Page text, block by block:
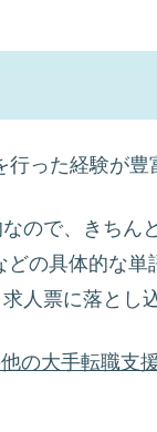
行った経験が豊
ので、きちん
の具体的な単
人票に落とし
の大手転職支